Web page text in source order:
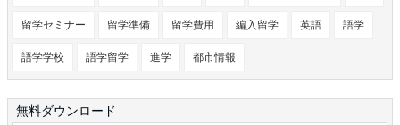
留学セミナー 留学準備 留学費用 編入留学 英語 語学
語学学校 語学留学 進学 都市情報
無料ダウンロード